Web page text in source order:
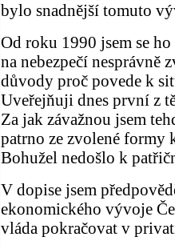
bylo snadnější tomuto
Od roku 1990 jsem se
na nebezpečí nesprávně
důvody proč povede k
Uveřejňuji dnes první z
Za jak závažnou jsem
patrno ze zvolené formy
Bohužel nedošlo k
V dopise jsem
ekonomického vývoje
vláda pokračovat v